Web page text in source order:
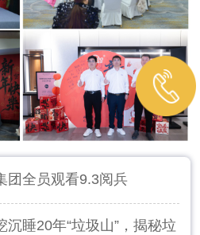
团全员观看9.3阅兵
沉睡20年“垃圾山”，揭秘垃